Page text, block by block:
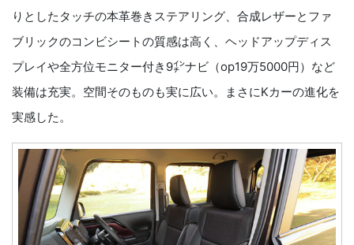
りとしたタッチの本革巻きステアリング、合成レザーとファ
ブリックのコンビシートの質感は高く、ヘッドアップディス
プレイや全方位モニター付き9㌅ナビ（op19万5000円）など
装備は充実。空間そのものも実に広い。まさにKカーの進化を
実感した。